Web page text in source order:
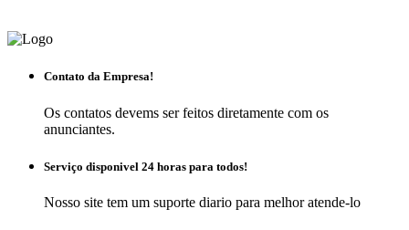
Contato da Empresa!
Os contatos devems ser feitos diretamente com os
anunciantes.
Serviço disponivel 24 horas para todos!
Nosso site tem um suporte diario para melhor atende-lo